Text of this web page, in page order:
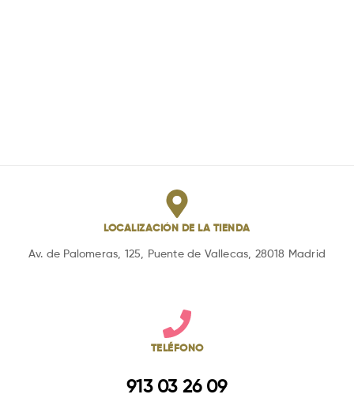
LOCALIZACIÓN DE LA TIENDA
Av. de Palomeras, 125, Puente de Vallecas, 28018 Madrid
TELÉFONO
913 03 26 09